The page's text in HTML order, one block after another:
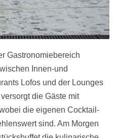
Gastronomiebereich
Innen-und
Lofos und der Lounges
versorgt die Gäste mit
die eigenen Cocktail-
sind. Am Morgen